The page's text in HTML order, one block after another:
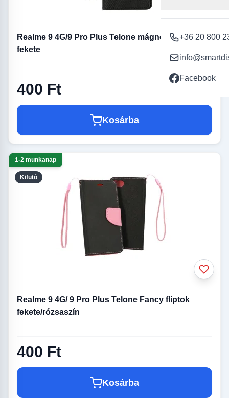
+36 20 800
Facebook
Realme 9 4G/9 Pro Plus Telone mágneses fliptok
fekete
400 Ft
Kosárba
Kifutó
1-2 munkanap
Realme 9 4G/ 9 Pro Plus Telone Fancy fliptok
fekete/rózsaszín
400 Ft
Kosárba